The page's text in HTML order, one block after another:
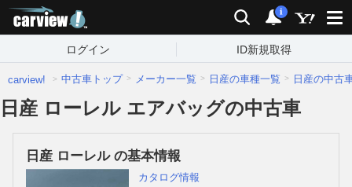
検索 通知
i
ログイン ID新規取得
carview! 中古車トップ メーカー一覧 日産の車種一覧 日産の中古
日産 ローレル エアバッグの中古車
日産 ローレル の基本情報
カタログ情報